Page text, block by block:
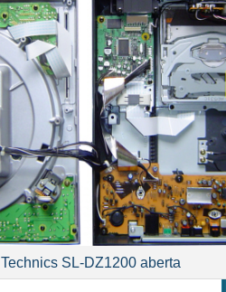
Technics SL-DZ1200 aberta